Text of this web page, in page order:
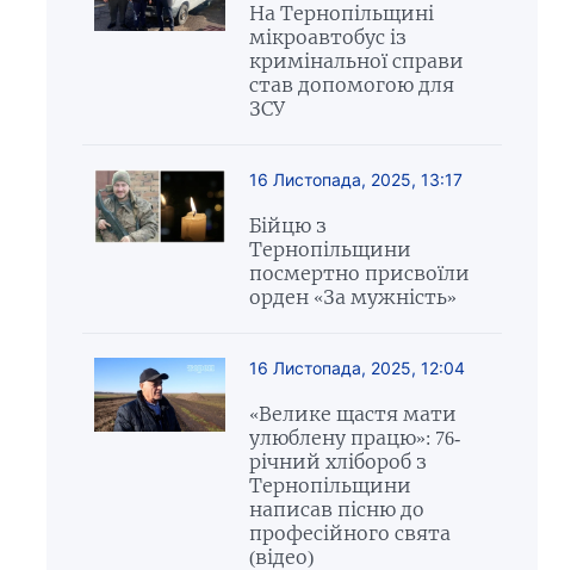
На Тернопільщині
мікроавтобус із
кримінальної справи
став допомогою для
ЗСУ
16 Листопада, 2025, 13:17
Бійцю з
Тернопільщини
посмертно присвоїли
орден «За мужність»
16 Листопада, 2025, 12:04
«Велике щастя мати
улюблену працю»: 76-
річний хлібороб з
Тернопільщини
написав пісню до
професійного свята
(відео)